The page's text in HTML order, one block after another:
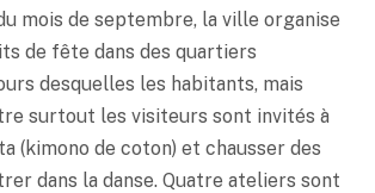
mois de septembre, la ville organise
de fête dans des quartiers
desquelles les habitants, mais
surtout les visiteurs sont invités à
(kimono de coton) et chausser des
dans la danse. Quatre ateliers sont